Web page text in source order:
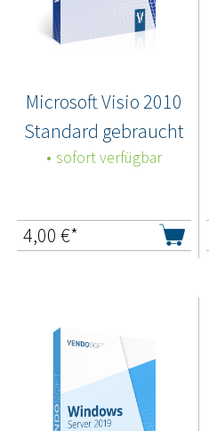
Microsoft Visio 2010
Standard gebraucht
sofort verfügbar
4,00 €*